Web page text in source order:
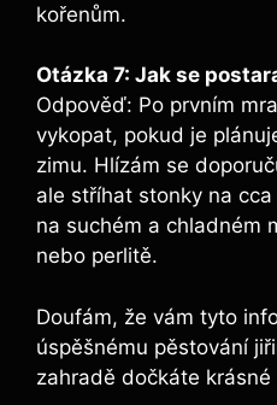
kořenům.
Otázka 7: Jak se
Odpověď: ⁤Po prvním
vykopat, pokud je
zimu. Hlízám se
ale stříhat stonky na
na suchém a‌ chladném
nebo perlitě.
Doufám,⁤ že vám tyto
úspěšnému pěstování
zahradě dočkáte krásné